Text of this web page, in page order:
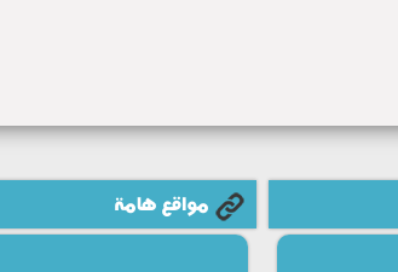
مواقع هامة